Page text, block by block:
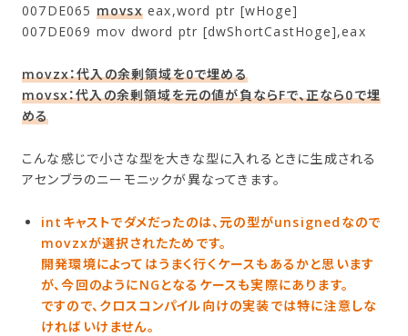
007DE065 movsxeax,word ptr [wHoge]
007DE069 mov dword ptr [dwShortCastHoge],eax
movzx：代入の余剰領域を0で埋める
movsx：代入の余剰領域を元の値が負ならFで、正なら0で埋
める
こんな感じで小さな型を大きな型に入れるときに生成される
アセンブラのニーモニックが異なってきます。
intキャストでダメだったのは、元の型がunsignedなので
movzxが選択されたためです。
開発環境によってはうまく行くケースもあるかと思います
が、今回のようにNGとなるケースも実際にあります。
ですので、クロスコンパイル向けの実装では特に注意しな
ければいけません。